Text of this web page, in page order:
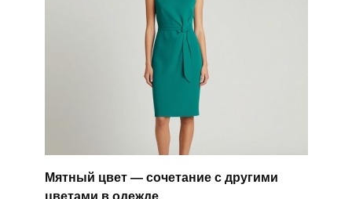
Мятный цвет — сочетание с другими
цветами в одежде